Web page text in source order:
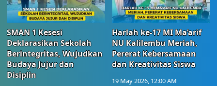
SMAN 1 Kesesi
Deklarasikan Sekolah
Berintegritas, Wujudkan
Budaya Jujur dan
Disiplin
Harlah ke-17 MI Ma’arif
NU Kalilembu Meriah,
Pererat Kebersamaan
dan Kreativitas Siswa
19 May 2026, 12:00 AM